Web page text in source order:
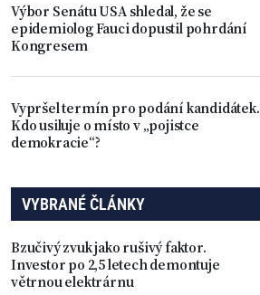
Výbor Senátu USA shledal, že se
epidemiolog Fauci dopustil pohrdání
Kongresem
Vypršel termín pro podání kandidátek.
Kdo usiluje o místo v „pojistce
demokracie“?
VYBRANÉ ČLÁNKY
Bzučivý zvuk jako rušivý faktor.
Investor po 2,5 letech demontuje
větrnou elektrárnu